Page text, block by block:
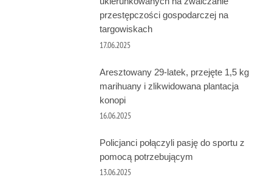
przestępczości gospodarczej na
targowiskach
17.06.2025
Aresztowany 29-latek, przejęte 1,5 kg
marihuany i zlikwidowana plantacja
konopi
16.06.2025
Policjanci połączyli pasję do sportu z
pomocą potrzebującym
13.06.2025